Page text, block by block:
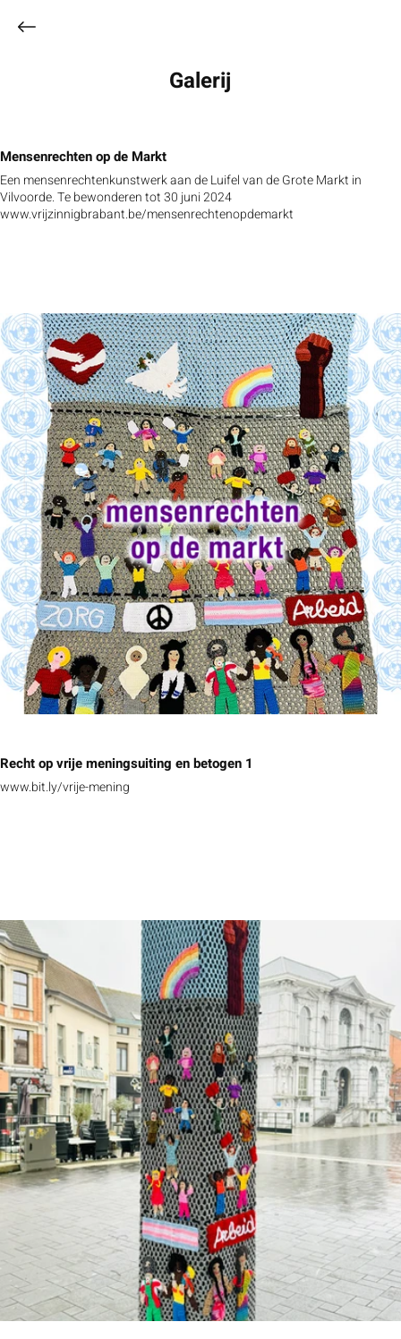
Mensenrechten op de Markt
Een mensenrechtenkunstwerk aan de Luifel van de Grote Markt in
Vilvoorde. Te bewonderen tot 30 juni 2024
www.vrijzinnigbrabant.be/mensenrechtenopdemarkt
Recht op vrije meningsuiting en betogen 1
www.bit.ly/vrije-mening
Galerij